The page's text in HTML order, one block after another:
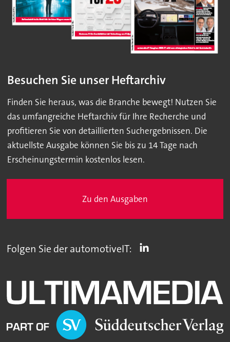
Besuchen Sie unser Heftarchiv
Finden Sie heraus, was die Branche bewegt! Nutzen Sie
das umfangreiche Heftarchiv für Ihre Recherche und
profitieren Sie von detaillierten Suchergebnissen. Die
aktuellste Ausgabe können Sie bis zu 14 Tage nach
Erscheinungstermin kostenlos lesen.
Zu den Ausgaben
Folgen Sie der automotiveIT: